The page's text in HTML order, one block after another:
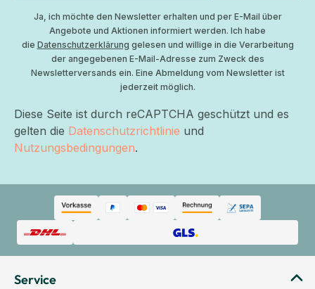
Ja, ich möchte den Newsletter erhalten und per E-Mail über
Angebote und Aktionen informiert werden. Ich habe
die Datenschutzerklärung gelesen und willige in die Verarbeitung
der angegebenen E-Mail-Adresse zum Zweck des
Newsletterversands ein. Eine Abmeldung vom Newsletter ist
jederzeit möglich.
Diese Seite ist durch reCAPTCHA geschützt und es
gelten die Datenschutzrichtlinie und
Nutzungsbedingungen.
Service